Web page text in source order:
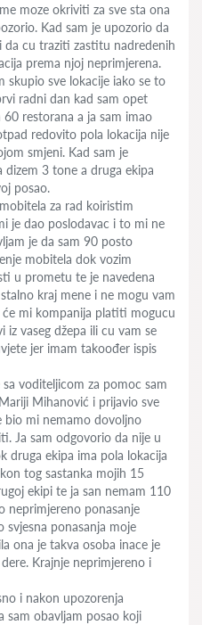
moze okriviti za sve sta ona
Kad sam je upozorio da
da cu traziti zastitu nadredenih
prema njoj neprimjerena.
skupio sve lokacije iako se to
radni dan kad sam opet
restorana a ja sam imao
redovito pola lokacija nije
smjeni. Kad sam je
3 tone a druga ekipa
posao.
za rad koiristim
je dao poslodavac i to mi ne
je da sam 90 posto
mobitela dok vozim
u prometu te je navedena
kraj mene i ne mogu vam
mi kompanija platiti mogucu
iz vaseg džepa ili cu vam se
jer imam takoođer ispis
voditeljicom za pomoc sam
Mihanović i prijavio sve
bio mi nemamo dovoljno
Ja sam odgovorio da nije u
druga ekipa ima pola lokacija
tog sastanka mojih 15
ekipi te ja san nemam 110
neprimjereno ponasanje
svjesna ponasanja moje
ona je takva osoba inace je
Krajnje neprimjereno i
i nakon upozorenja
sam obavljam posao koji